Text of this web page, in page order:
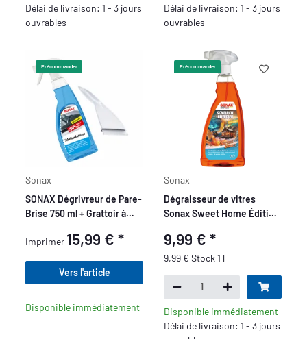
Délai de livraison: 1 - 3 jours
ouvrables
Délai de livraison: 1 - 3 jours
ouvrables
Précommander
Sonax
SONAX Dégrivreur de Pare-
Brise 750 ml + Grattoir à
Imprimer 15,99 €*
Vers l'article
Disponible immédiatement
Précommander
Sonax
Dégraisseur de vitres
Sonax Sweet Home Édition
9,99 € *
9,99 € Stock 1 l
Disponible immédiatement
Délai de livraison: 1 - 3 jours